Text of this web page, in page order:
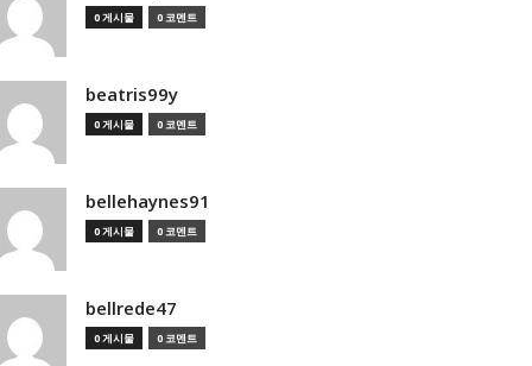
0 게시물 0 코멘트
beatris99y
0 게시물 0 코멘트
bellehaynes91
0 게시물 0 코멘트
bellrede47
0 게시물 0 코멘트